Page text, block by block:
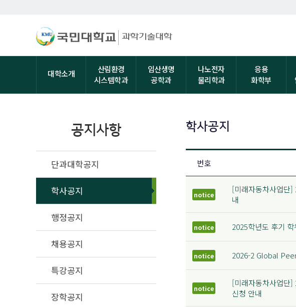
대학소개
산림환경
시스템학과
임산생명
공학과
나노전자
물리학과
응용
화학부
공지사항
단과대학공지
학사공지
행정공지
채용공지
특강공지
장학공지
학사공지
번호
notice
[미래자동차사업단
내
notice 2025학년도 후기
notice 2026-2 Global
notice
[미래자동차사업단
신청 안내